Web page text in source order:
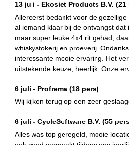
13 juli - Ekosiet Products B.V. (21
Allereerst bedankt voor de
al iemand klaar bij de ontvangst dat
maar super leuke 4x4 rit gehad,
whiskystokerij en proeverij.
interessante mooie ervaring. Het
uitstekende keuze, heerlijk. Onze
6 juli - Profrema (18 pers)
Wij kijken terug op een zeer
6 juli - CycleSoftware B.V. (55
Alles was top geregeld, mooie